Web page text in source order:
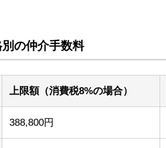
の仲介手数料
上限額（消費税8%の場合）
388,800円